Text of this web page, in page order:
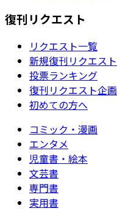
復刊リクエスト
リクエスト一覧
新規復刊リクエスト
投票ランキング
復刊リクエスト企画
初めての方へ
コミック・漫画
エンタメ
児童書・絵本
文芸書
専門書
実用書